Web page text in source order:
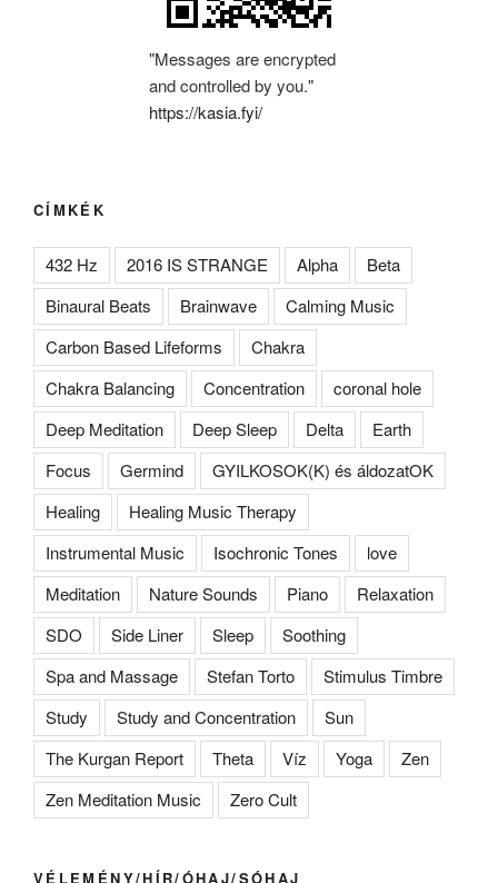
"Messages are encrypted
and controlled by you."
https://kasia.fyi/
CÍMKÉK
432 Hz 2016 IS STRANGE Alpha
Beta
Binaural Beats
Brainwave
Calming Music
Carbon Based Lifeforms
Chakra
Chakra Balancing
Concentration
coronal hole
Deep Meditation
Deep Sleep Delta
Earth
Focus
Germind
GYILKOSOK(K) és áldozatOK
Healing
Healing Music Therapy
Instrumental Music
Isochronic Tones
love
Meditation
Nature Sounds Piano
Relaxation
SDO
Side Liner Sleep
Soothing
Spa and Massage
Stefan Torto
Stimulus Timbre
Study
Study and Concentration
Sun
The Kurgan Report
Theta Víz Yoga
Zen
Zen Meditation Music
Zero Cult
VÉLEMÉNY/HÍR/ÓHAJ/SÓHAJ